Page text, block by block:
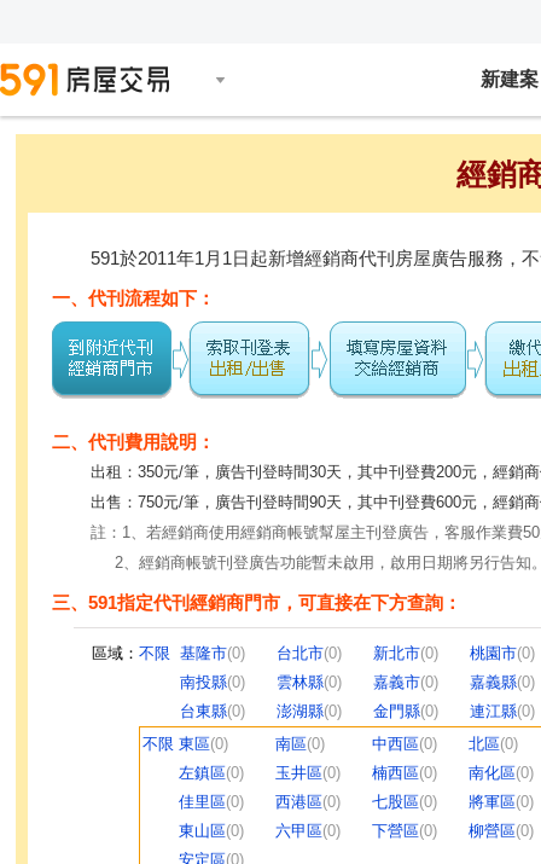
新建案
經銷
591於2011年1月1日起新增經銷商代刊房屋廣告服務，
一、代刊流程如下：
二、代刊費用說明：
出租：350元/筆，廣告刊登時間30天，其中刊登費200元，經銷
出售：750元/筆，廣告刊登時間90天，其中刊登費600元，經銷
註：1、若經銷商使用經銷商帳號幫屋主刊登廣告，客服作業費
2、經銷商帳號刊登廣告功能暫未啟用，啟用日期將另行告知
三、591指定代刊經銷商門市，可直接在下方查詢：
區域： 不限 基隆市(0) 台北市(0) 新北市(0) 桃園市(0)
南投縣(0) 雲林縣(0) 嘉義市(0) 嘉義縣(0)
台東縣(0) 澎湖縣(0) 金門縣(0) 連江縣(0)
不限 東區(0) 南區(0) 中西區(0) 北區(0)
左鎮區(0) 玉井區(0) 楠西區(0) 南化區(0)
佳里區(0) 西港區(0) 七股區(0) 將軍區(0)
東山區(0) 六甲區(0) 下營區(0) 柳營區(0)
安定區(0)